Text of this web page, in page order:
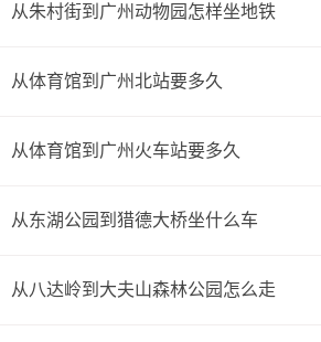
从朱村街到广州动物园怎样坐地铁
从体育馆到广州北站要多久
从体育馆到广州火车站要多久
从东湖公园到猎德大桥坐什么车
从八达岭到大夫山森林公园怎么走